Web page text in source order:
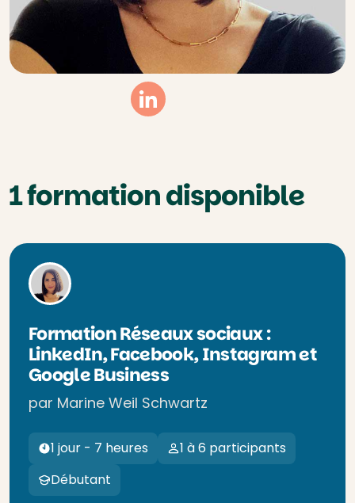
Linkedin
1 formation disponible
Formation Réseaux sociaux :
LinkedIn, Facebook, Instagram et
Google Business
par Marine Weil Schwartz
1 jour - 7 heures
1 à 6 participants
Débutant